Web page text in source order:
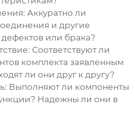
Аккуратно ли
и другие
или брака?
Соответствуют ли
комплекта заявленным
ли они друг к другу?
Выполняют ли компоненты
Надежны ли они в